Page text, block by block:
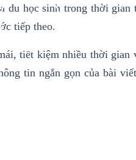
du học sinh trong thời gian
tiếp theo.
tiết kiệm nhiều thời gian
tin ngắn gọn của bài